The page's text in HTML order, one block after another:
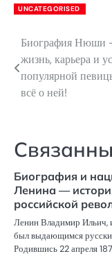
UNCATEGORISED
Навигация
по
записям
Биография Нюши
жизнь, карьера и
популярной
всё о ней!
Биография и
Ленина —
российской
Ленин Владимир Ильич,
был выдающимся
Родившись 22 апреля